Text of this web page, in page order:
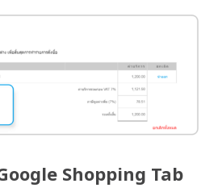
Shopping Tab